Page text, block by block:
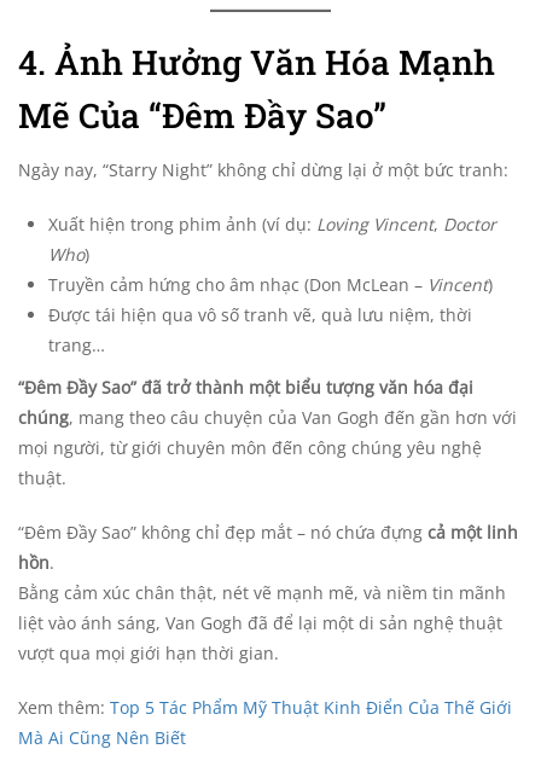
4. Ảnh Hưởng Văn Hóa Mạnh
Mẽ Của “Đêm Đầy Sao”
Ngày nay, “Starry Night” không chỉ dừng lại ở một bức tranh:
Xuất hiện trong phim ảnh (ví dụ: Loving Vincent, Doctor
Who)
Truyền cảm hứng cho âm nhạc (Don McLean – Vincent)
Được tái hiện qua vô số tranh vẽ, quà lưu niệm, thời
trang…
“Đêm Đầy Sao” đã trở thành một biểu tượng văn hóa đại
chúng, mang theo câu chuyện của Van Gogh đến gần hơn với
mọi người, từ giới chuyên môn đến công chúng yêu nghệ
thuật.
“Đêm Đầy Sao” không chỉ đẹp mắt – nó chứa đựng cả một linh
hồn.
Bằng cảm xúc chân thật, nét vẽ mạnh mẽ, và niềm tin mãnh
liệt vào ánh sáng, Van Gogh đã để lại một di sản nghệ thuật
vượt qua mọi giới hạn thời gian.
Xem thêm: Top 5 Tác Phẩm Mỹ Thuật Kinh Điển Của Thế Giới
Mà Ai Cũng Nên Biết